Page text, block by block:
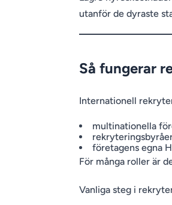
utanför de dyraste
Så fungerar
Internationell
multinationella
företagens egna
För många roller är
Vanliga steg i